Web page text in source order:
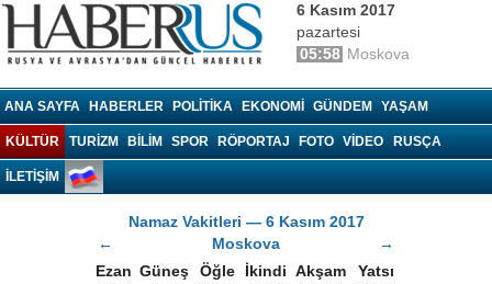
6 Kasım 2017
pazartesi
05:58 Moskova
ANA SAYFA HABERLER POLITIKA EKONOMI GÜNDEM YAŞAM
KÜLTÜR TURIZM BILIM SPOR RÖPORTAJ FOTO VIDEO RUSÇA
İLETİŞİM
Namaz Vakitleri — 6 Kasım 2017
←
Moskova
→
Ezan Güneş Öğle İkindi Akşam
Yatsı